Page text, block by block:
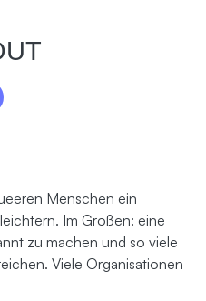
Menschen ein
Im Großen: eine
zu machen und so viele
Viele Organisationen